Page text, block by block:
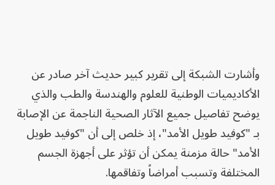
وأشارت الشبكة إلى تقرير كبير حديث آخر صادر عن
الأكاديميات الوطنية للعلوم والهندسة والطب والذي
يوضح تفاصيل جميع الآثار الصحية الناجمة عن الإصابة
بـ "كوفيد طويل الأمد"، إذ خلص إلى أن "كوفيد طويل
الأمد" حالة مزمنة يمكن أن تؤثر على أجهزة الجسم
المختلفة وتسبب أمراضاً وتفاقمها.